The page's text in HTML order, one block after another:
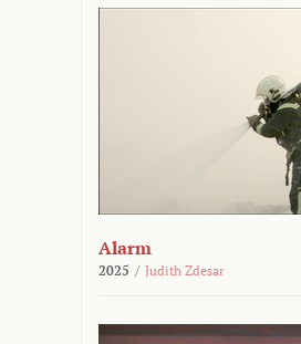
Alarm
2025 / Judith Zdesar